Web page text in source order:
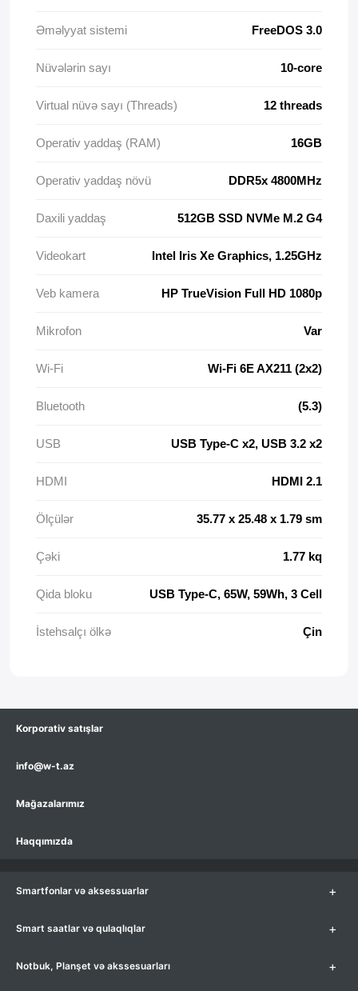
Əməlyyat sistemi FreeDOS 3.0
Nüvələrin sayı 10-core
Virtual nüvə sayı (Threads) 12 threads
Operativ yaddaş (RAM) 16GB
Operativ yaddaş növü DDR5x 4800MHz
Daxili yaddaş 512GB SSD NVMe M.2 G4
Videokart Intel Iris Xe Graphics, 1.25GHz
Veb kamera HP TrueVision Full HD 1080p
Mikrofon Var
Wi-Fi Wi-Fi 6E AX211 (2x2)
Bluetooth (5.3)
USB USB Type-C x2, USB 3.2 x2
HDMI HDMI 2.1
Ölçülər 35.77 x 25.48 x 1.79 sm
Çəki 1.77 kq
Qida bloku USB Type-C, 65W, 59Wh, 3 Cell
İstehsalçı ölkə Çin
Korporativ satışlar
info@w-t.az
Mağazalarımız
Haqqımızda
Smartfonlar və aksessuarlar +
Smart saatlar və qulaqlıqlar +
Notbuk, Planşet və akssesuarları +